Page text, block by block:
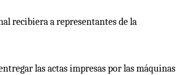
recibiera a representantes de la
las actas impresas por las máquinas